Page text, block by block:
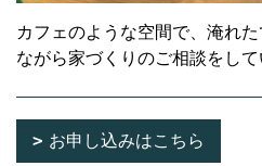
カフェのような空間で、淹れ
ながら家づくりのご相談をし
お申し込みはこちら